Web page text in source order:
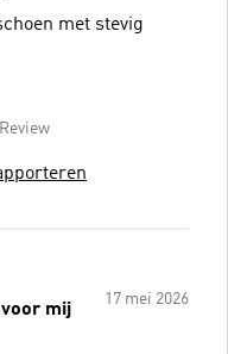
met stevig
17 mei 2026
mij